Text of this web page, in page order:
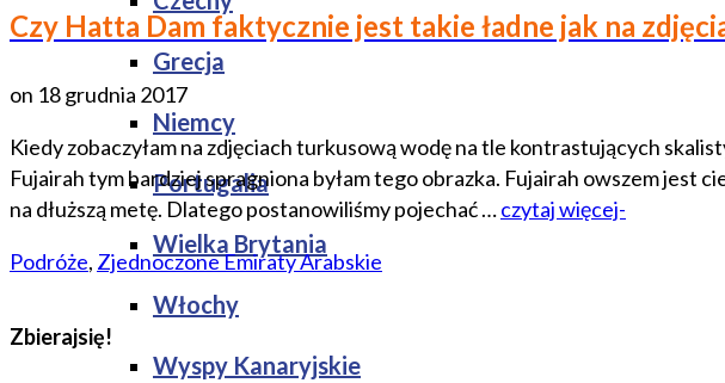
Grecja
Niemcy
Portugalia
Wielka Brytania
Włochy
Wyspy Kanaryjskie
Czy Hatta Dam faktycznie jest takie ładne jak na
on 18 grudnia 2017
Kiedy zobaczyłam na zdjęciach turkusową wodę na tle kontrastujących
Fujairah tym bardziej spragniona byłam tego obrazka. Fujairah owszem jest
na dłuższą metę. Dlatego postanowiliśmy pojechać …czytaj więcej-
Podróże, Zjednoczone Emiraty Arabskie
Zbierajsię!